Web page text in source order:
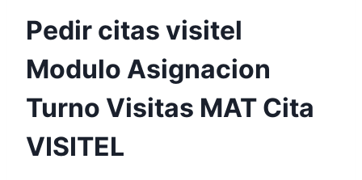
Pedir citas visitel
Modulo Asignacion
Turno Visitas MAT Cita
VISITEL